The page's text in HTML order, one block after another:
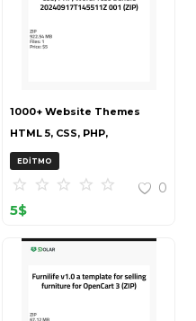
1000+ Website Themes
HTML 5, CSS, PHP,
WordPress Bundle
20240917T145511Z 001 (ZIP)
EDITMO
0
5$